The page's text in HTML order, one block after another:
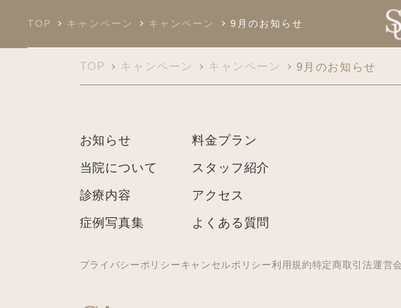
TOP キャンペーン キャンペーン 9月のお知らせ
TOP キャンペーン キャンペーン 9月のお知らせ
お知らせ
当院について
診療内容
症例写真集
料金プラン
スタッフ紹介
アクセス
よくある質問
プライバシーポリシーキャンセルポリシー利用規約特定商取引法運営